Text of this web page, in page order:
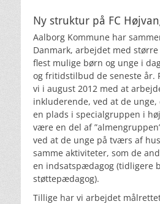
Ny struktur på FC
Aalborg Kommune har
Danmark, arbejdet med
flest mulige børn og unge i
og fritidstilbud de seneste år.
vi i august 2012 med at
inkluderende, ved at de
en plads i specialgruppen i
være en del af
ved at de unge på tværs af
samme aktiviteter, som de
en indsatspædagog (tidligere
støttepædagog).
Tillige har vi arbejdet